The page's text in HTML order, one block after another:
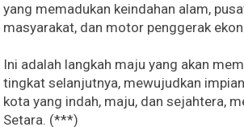
yang memadukan keindahan alam,
masyarakat, dan motor penggerak
Ini adalah langkah maju yang akan
tingkat selanjutnya, mewujudkan
kota yang indah, maju, dan sejahtera,
Setara. (***)